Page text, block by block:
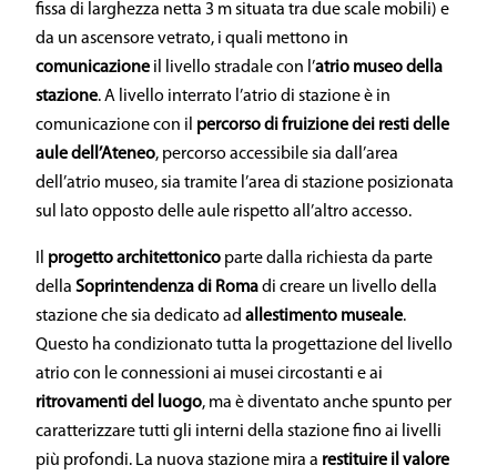
fissa di larghezza netta 3 m situata tra due scale mobili) e
da un ascensore vetrato, i quali mettono in
comunicazione il livello stradale con l’atrio museo della
stazione. A livello interrato l’atrio di stazione è in
comunicazione con il percorso di fruizione dei resti delle
aule dell’Ateneo, percorso accessibile sia dall’area
dell’atrio museo, sia tramite l’area di stazione posizionata
sul lato opposto delle aule rispetto all’altro accesso.
Il progetto architettonico parte dalla richiesta da parte
della Soprintendenza di Romadi creare un livello della
stazione che sia dedicato ad allestimento museale.
Questo ha condizionato tutta la progettazione del livello
atrio con le connessioni ai musei circostanti e ai
ritrovamenti del luogo, ma è diventato anche spunto per
caratterizzare tutti gli interni della stazione fino ai livelli
più profondi. La nuova stazione mira a restituire il valore